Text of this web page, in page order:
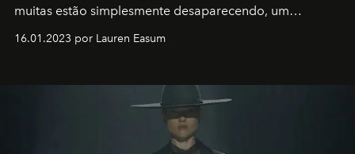
muitas estão simplesmente desaparecendo, um
transportador AMTD abrindo caminho para muitos
por propósitos, com um claro senso de missão na vida e
16.01.2023 por Lauren Easum